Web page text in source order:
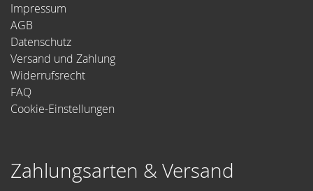
Impressum
AGB
Datenschutz
Versand und Zahlung
Widerrufsrecht
FAQ
Cookie-Einstellungen
Zahlungsarten & Versand